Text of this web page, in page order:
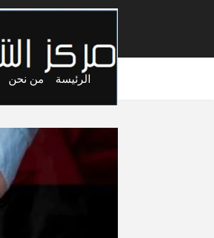
الرئيسة من نحن